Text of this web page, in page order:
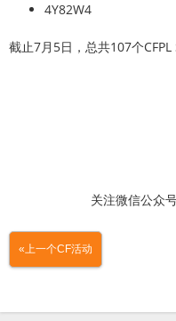
4Y82W4
截止7月5日，总共107个
关注微信公众
«上一个CF活动